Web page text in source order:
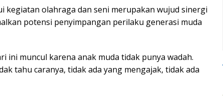
kegiatan olahraga dan seni merupakan wujud sinergi
potensi penyimpangan perilaku generasi muda
ini muncul karena anak muda tidak punya wadah.
tahu caranya, tidak ada yang mengajak, tidak ada